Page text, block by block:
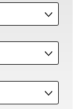
J
J
J